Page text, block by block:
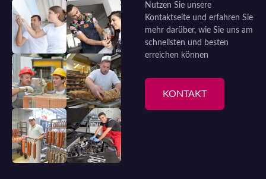
Nutzen Sie unsere
Kontaktseite und erfahren Sie
mehr darüber, wie Sie uns am
schnellsten und besten
erreichen können
KONTAKT